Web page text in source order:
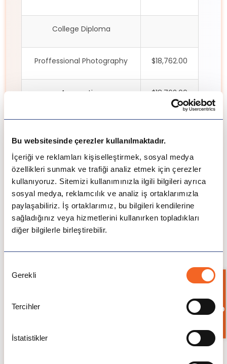
Bu websitesinde çerezler kullanılmaktadır.
İçeriği ve reklamları kişiselleştirmek, sosyal medya
özellikleri sunmak ve trafiği analiz etmek için çerezler
kullanıyoruz. Sitemizi kullanımınızla ilgili bilgileri ayrıca
sosyal medya, reklamcılık ve analiz iş ortaklarımızla
paylaşabiliriz. İş ortaklarımız, bu bilgileri kendilerine
sağladığınız veya hizmetlerini kullanırken topladıkları
diğer bilgilerle birleştirebilir.
Seçimi
Gerekli
Tercihler
İstatistikler
College Diploma
Proffessional Photography $18,762.00
Accounting $18,762.00
Marketing Managemenet $18,762.00
Nutrition & Food Service
Management
$18,762.00
Computer studies
Bilgi İste